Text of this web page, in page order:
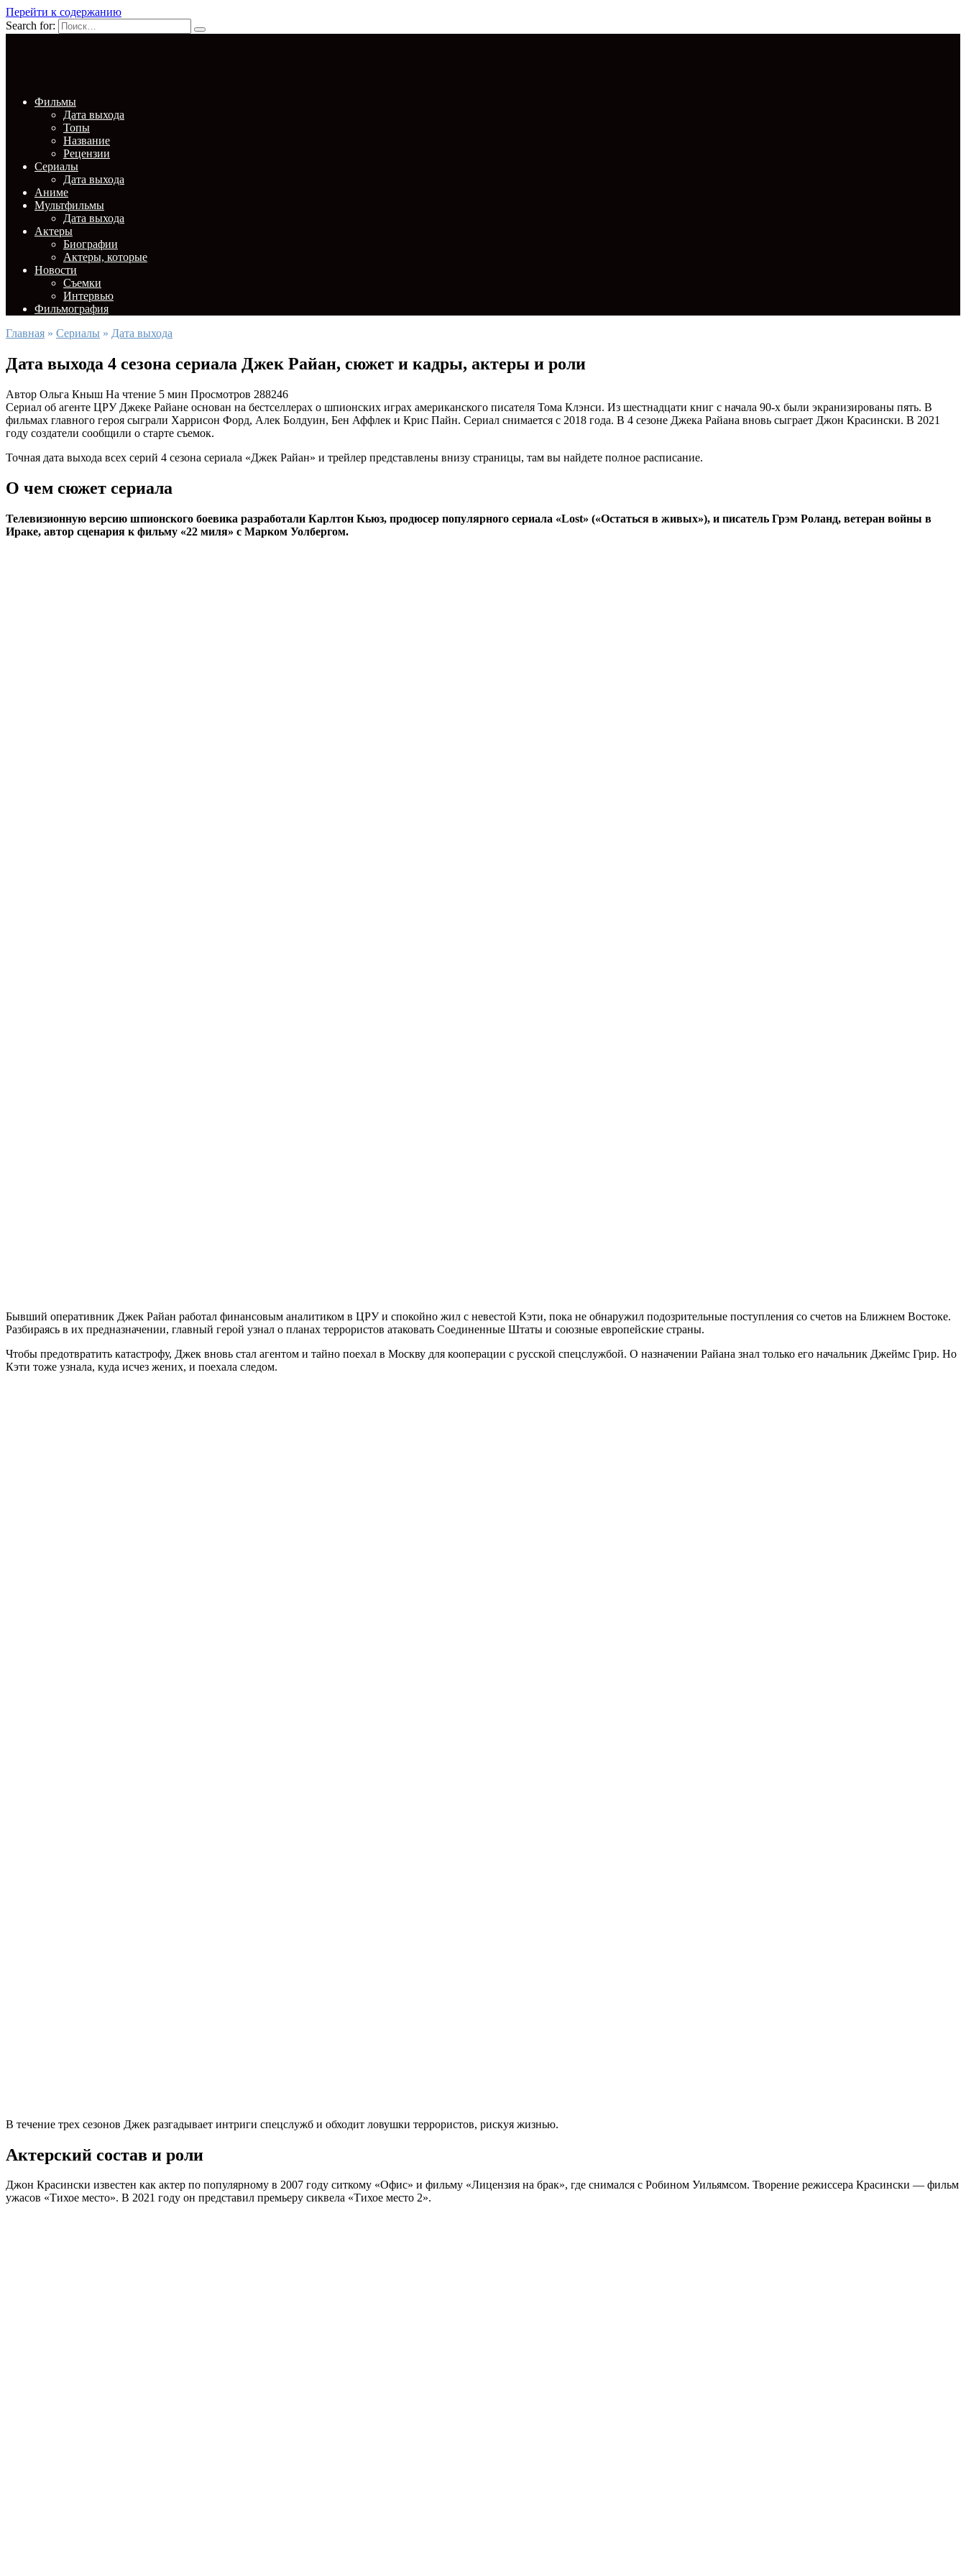
Перейти к содержанию
Search for:
Фильмы
Дата выхода
Топы
Название
Рецензии
Сериалы
Дата выхода
Аниме
Мультфильмы
Дата выхода
Актеры
Биографии
Актеры, которые
Новости
Съемки
Интервью
Фильмография
Главная » Сериалы » Дата выхода
Дата выхода 4 сезона сериала Джек Райан, сюжет и кадры, актеры и роли
Автор Ольга Кныш На чтение 5 мин Просмотров 288246
Сериал об агенте ЦРУ Джеке Райане основан на бестселлерах о шпионских играх американского писателя Тома Клэнси. Из шестнадцати книг с начала 90-х были экранизированы пять. В
фильмах главного героя сыграли Харрисон Форд, Алек Болдуин, Бен Аффлек и Крис Пайн. Сериал снимается с 2018 года. В 4 сезоне Джека Райана вновь сыграет Джон Красински. В 2021
году создатели сообщили о старте съемок.
Точная дата выхода всех серий 4 сезона сериала «Джек Райан» и трейлер представлены внизу страницы, там вы найдете полное расписание.
О чем сюжет сериала
Телевизионную версию шпионского боевика разработали Карлтон Кьюз, продюсер популярного сериала «Lost» («Остаться в живых»), и писатель Грэм Роланд, ветеран войны в
Ираке, автор сценария к фильму «22 миля» с Марком Уолбергом.
Бывший оперативник Джек Райан работал финансовым аналитиком в ЦРУ и спокойно жил с невестой Кэти, пока не обнаружил подозрительные поступления со счетов на Ближнем Востоке.
Разбираясь в их предназначении, главный герой узнал о планах террористов атаковать Соединенные Штаты и союзные европейские страны.
Чтобы предотвратить катастрофу, Джек вновь стал агентом и тайно поехал в Москву для кооперации с русской спецслужбой. О назначении Райана знал только его начальник Джеймс Грир. Но
Кэти тоже узнала, куда исчез жених, и поехала следом.
В течение трех сезонов Джек разгадывает интриги спецслужб и обходит ловушки террористов, рискуя жизнью.
Актерский состав и роли
Джон Красински известен как актер по популярному в 2007 году ситкому «Офис» и фильму «Лицензия на брак», где снимался с Робином Уильямсом. Творение режиссера Красински — фильм
ужасов «Тихое место». В 2021 году он представил премьеру сиквела «Тихое место 2».